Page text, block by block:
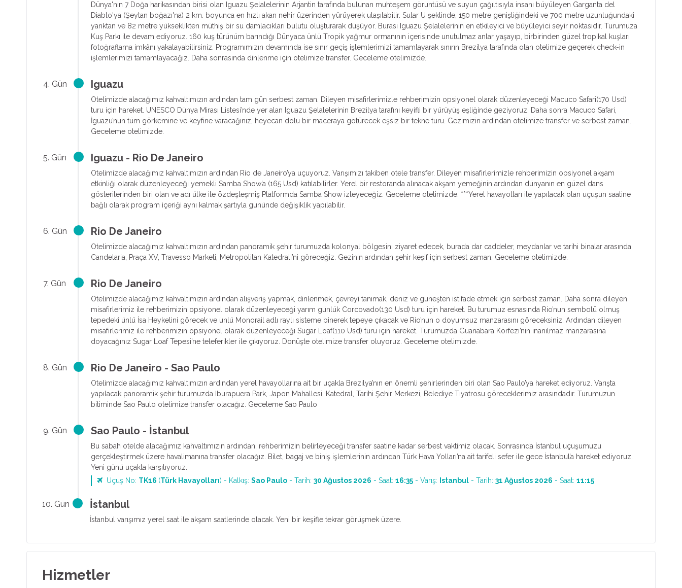
Dünya'nın 7 Doğa harikasından birisi olan Iguazu Şelalelerinin Arjantin tarafında bulunan muhteşem görüntüsü ve suyun çağıltısıyla insanı büyüleyen Garganta del
Diablo'ya (Şeytan boğazı'na) 2 km. boyunca en hızlı akan nehir üzerinden yürüyerek ulaşılabilir. Sular U şeklinde, 150 metre genişliğindeki ve 700 metre uzunluğundaki
yarıktan ve 82 metre yükseklikten müthiş bir su damlacıkları bulutu oluşturarak düşüyor. Burası Iguazu Şelalelerinin en etkileyici ve büyüleyici seyir noktasıdır. Turumuza
Kuş Parkı ile devam ediyoruz. 160 kuş türünüm barındığı Dünyaca ünlü Tropik yağmur ormanının içerisinde unutulmaz anlar yaşayıp, birbirinden güzel tropikal kuşları
fotoğraflama imkânı yakalayabilirsiniz. Programımızın devamında ise sınır geçiş işlemlerimizi tamamlayarak sınırın Brezilya tarafında olan otelimize geçerek check-in
işlemlerimizi tamamlayacağız. Daha sonrasında dinlenme için otelimize transfer. Geceleme otelimizde.
4. Gün Iguazu
Otelimizde alacağımız kahvaltımızın ardından tam gün serbest zaman. Dileyen misafirlerimizle rehberimizin opsiyonel olarak düzenleyeceği Macuco Safari(170 Usd)
turu için hareket. UNESCO Dünya Mirası Listesi’nde yer alan Iguazu Şelalelerinin Brezilya tarafını keyifli bir yürüyüş eşliğinde geziyoruz. Daha sonra Macuco Safari,
İguazu’nun tüm görkemine ve keyfine varacağınız, heyecan dolu bir maceraya götürecek eşsiz bir tekne turu. Gezimizin ardından otelimize transfer ve serbest zaman.
Geceleme otelimizde.
5. Gün Iguazu - Rio De Janeiro
Otelimizde alacağımız kahvaltımızın ardından Rio de Janeiro’ya uçuyoruz. Varışımızı takiben otele transfer. Dileyen misafirlerimizle rehberimizin opsiyonel akşam
etkinliği olarak düzenleyeceği yemekli Samba Show’a (165 Usd) katılabilirler. Yerel bir restoranda alınacak akşam yemeğinin ardından dünyanın en güzel dans
gösterilerinden biri olan ve adı ülke ile özdeşleşmiş Platformda Samba Show izleyeceğiz. Geceleme otelimizde. ***Yerel havayolları ile yapılacak olan uçuşun saatine
bağlı olarak program içeriği aynı kalmak şartıyla gününde değişiklik yapılabilir.
6. Gün Rio De Janeiro
Otelimizde alacağımız kahvaltımızın ardından panoramik şehir turumuzda kolonyal bölgesini ziyaret edecek, burada dar caddeler, meydanlar ve tarihi binalar arasında
Candelaria, Praça XV, Travesso Marketi, Metropolitan Katedrali’ni göreceğiz. Gezinin ardından şehir keşif için serbest zaman. Geceleme otelimizde.
7. Gün Rio De Janeiro
Otelimizde alacağımız kahvaltımızın ardından alışveriş yapmak, dinlenmek, çevreyi tanımak, deniz ve güneşten istifade etmek için serbest zaman. Daha sonra dileyen
misafirlerimiz ile rehberimizin opsiyonel olarak düzenleyeceği yarım günlük Corcovado(130 Usd) turu için hareket. Bu turumuz esnasında Rio’nun sembolü olmuş
tepedeki ünlü İsa Heykelini görecek ve ünlü Monorail adlı raylı sisteme binerek tepeye çıkacak ve Rio’nun o doyumsuz manzarasını göreceksiniz. Ardından dileyen
misafirlerimiz ile rehberimizin opsiyonel olarak düzenleyeceği Sugar Loaf(110 Usd) turu için hareket. Turumuzda Guanabara Körfezi’nin inanılmaz manzarasına
doyacağınız Sugar Loaf Tepesi’ne teleferikler ile çıkıyoruz. Dönüşte otelimize transfer oluyoruz. Geceleme otelimizde.
8. Gün Rio De Janeiro - Sao Paulo
Otelimizde alacağımız kahvaltımızın ardından yerel havayollarına ait bir uçakla Brezilya’nın en önemli şehirlerinden biri olan Sao Paulo’ya hareket ediyoruz. Varışta
yapılacak panoramik şehir turumuzda Iburapuera Park, Japon Mahallesi, Katedral, Tarihi Şehir Merkezi, Belediye Tiyatrosu göreceklerimiz arasındadır. Turumuzun
bitiminde Sao Paulo otelimize transfer olacağız. Geceleme Sao Paulo
9. Gün Sao Paulo - İstanbul
Bu sabah otelde alacağımız kahvaltımızın ardından, rehberimizin belirleyeceği transfer saatine kadar serbest vaktimiz olacak. Sonrasında İstanbul uçuşumuzu
gerçekleştirmek üzere havalimanına transfer olacağız. Bilet, bagaj ve biniş işlemlerinin ardından Türk Hava Yolları’na ait tarifeli sefer ile gece İstanbul’a hareket ediyoruz.
Yeni günü uçakta karşılıyoruz.
Uçuş No: TK16 (Türk Havayolları) - Kalkış: Sao Paulo - Tarih: 30 Ağustos 2026 - Saat: 16:35 - Varış: Istanbul - Tarih: 31 Ağustos 2026 - Saat: 11:15
10. Gün İstanbul
İstanbul varışımız yerel saat ile akşam saatlerinde olacak. Yeni bir keşifle tekrar görüşmek üzere.
Hizmetler